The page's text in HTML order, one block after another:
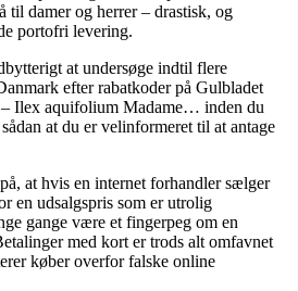
til damer og herrer – drastisk, og
portofri levering.
at undersøge indtil flere
efter rabatkoder på Gulbladet
Ilex aquifolium Madame… inden du
at du er velinformeret til at antage
at hvis en internet forhandler sælger
en udsalgspris som er utrolig
gange være et fingerpeg om en
med kort er trods alt omfavnet
køber overfor falske online